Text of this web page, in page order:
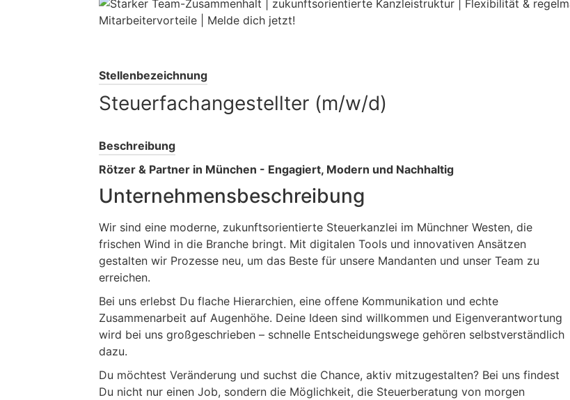
Stellenbezeichnung
Steuerfachangestellter (m/w/d)
Beschreibung
Rötzer & Partner in München - Engagiert, Modern und Nachhaltig
Unternehmensbeschreibung
Wir sind eine moderne, zukunftsorientierte Steuerkanzlei im Münchner Westen, die
frischen Wind in die Branche bringt. Mit digitalen Tools und innovativen Ansätzen
gestalten wir Prozesse neu, um das Beste für unsere Mandanten und unser Team zu
erreichen.
Bei uns erlebst Du flache Hierarchien, eine offene Kommunikation und echte
Zusammenarbeit auf Augenhöhe. Deine Ideen sind willkommen und Eigenverantwortung
wird bei uns großgeschrieben – schnelle Entscheidungswege gehören selbstverständlich
dazu.
Du möchtest Veränderung und suchst die Chance, aktiv mitzugestalten? Bei uns findest
Du nicht nur einen Job, sondern die Möglichkeit, die Steuerberatung von morgen